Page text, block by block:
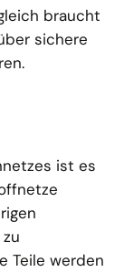
braucht
sichere
ist es
Teile werden